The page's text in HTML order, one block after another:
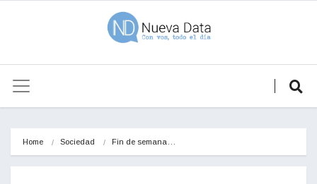
Home Sociedad Fin de semana…